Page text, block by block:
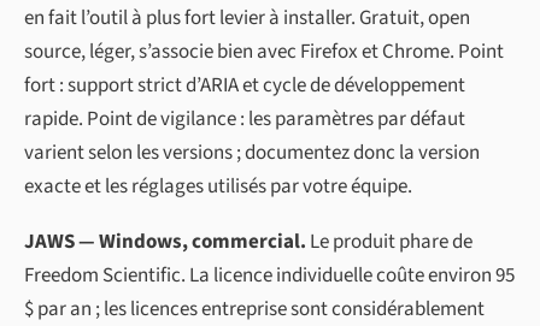
en fait l’outil à plus fort levier à installer. Gratuit, open
source, léger, s’associe bien avec Firefox et Chrome. Point
fort : support strict d’ARIA et cycle de développement
rapide. Point de vigilance : les paramètres par défaut
varient selon les versions ; documentez donc la version
exacte et les réglages utilisés par votre équipe.
JAWS — Windows, commercial. Le produit phare de
Freedom Scientific. La licence individuelle coûte environ 95
$ par an ; les licences entreprise sont considérablement